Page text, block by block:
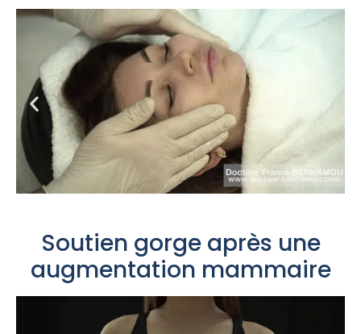
Soutien gorge après une
augmentation mammaire